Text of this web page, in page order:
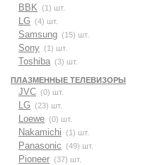
BBK (1) шт.
LG (4) шт.
Samsung (15) шт.
Sony (1) шт.
Toshiba (3) шт.
ПЛАЗМЕННЫЕ ТЕЛЕВИЗОРЫ
JVC (0) шт.
LG (23) шт.
Loewe (0) шт.
Nakamichi (1) шт.
Panasonic (49) шт.
Pioneer (37) шт.